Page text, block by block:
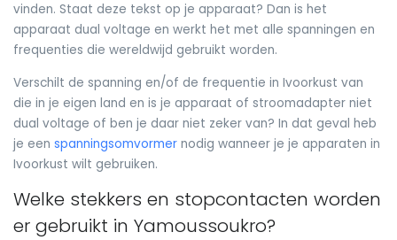
vinden. Staat deze tekst op je apparaat? Dan is het
apparaat dual voltage en werkt het met alle spanningen en
frequenties die wereldwijd gebruikt worden.
Verschilt de spanning en/of de frequentie in Ivoorkust van
die in je eigen land en is je apparaat of stroomadapter niet
dual voltage of ben je daar niet zeker van? In dat geval heb
je een spanningsomvormer nodig wanneer je je apparaten in
Ivoorkust wilt gebruiken.
Welke stekkers en stopcontacten worden
er gebruikt in Yamoussoukro?